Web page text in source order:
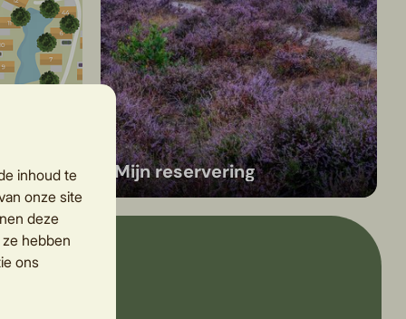
Mijn reservering
inhoud te
onze site
deze
hebben
ons